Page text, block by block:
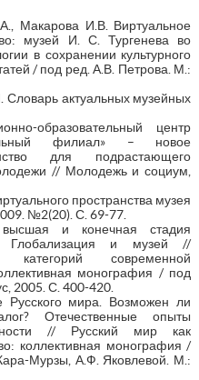
Макарова И.В. Виртуальное
музей И. С. Тургенева во
в сохранении культурного
/ под ред. А.В. Петрова. М.:
актуальных музейных
образовательный центр
филиал» – новое
для подрастающего
// Молодежь и социум,
пространства музея
№2(20). С. 69-77.
и конечная стадия
Глобализация и музей //
современной
монография / под
2005. С. 400-420.
мира. Возможен ли
Отечественные опыты
// Русский мир как
коллективная монография /
Мурзы, А.Ф. Яковлевой. М.: